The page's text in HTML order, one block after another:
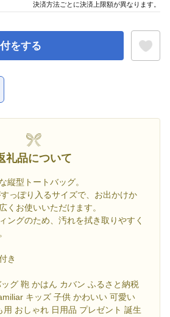
をする
礼品について
縦型トートバッグ。
っぽり入るサイズで、お出かけか
くお使いいただけます。
ングのため、汚れを拭き取りやすく
き
グ 鞄 かはん カバン ふるさと納税
キッズ 子供 かわいい 可愛い
用 おしゃれ 日用品 プレゼント 誕生
決済方法ごとに決済上限額が異なります。